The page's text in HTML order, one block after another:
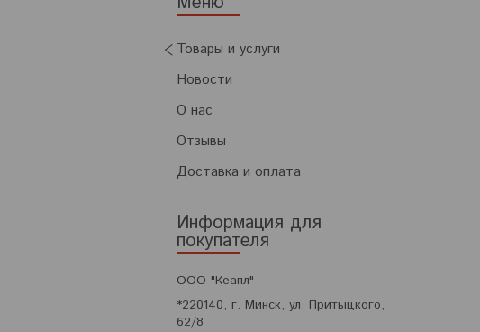
Товары и услуги
Новости
О нас
Отзывы
Доставка и оплата
Информация для
покупателя
ООО "Кеапл"
*220140, г. Минск, ул. Притыцкого,
62/8